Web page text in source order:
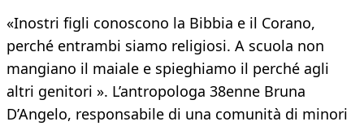
«Inostri figli conoscono la Bibbia e il Corano,
perché entrambi siamo religiosi. A scuola non
mangiano il maiale e spieghiamo il perché agli
altri genitori ». L’antropologa 38enne Bruna
D’Angelo, responsabile di una comunità di minori